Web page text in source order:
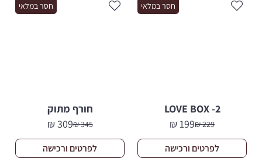
חסר במלאי
LOVE BOX -2
229
₪המחיר
המקורי
היה:
199
₪
המחיר
הנוכחי
הוא:
לפרטים ורכישה
חסר במלאי
חורף מתוק
345
₪המחיר
המקורי
היה:
309
₪
המחיר
הנוכחי
הוא:
לפרטים ורכישה